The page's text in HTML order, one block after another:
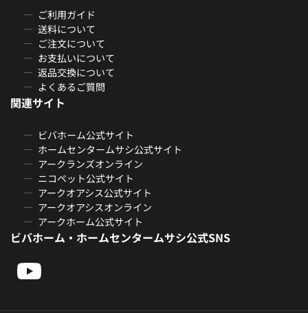
ご利用ガイド
送料について
ご注文について
お支払いについて
返品交換について
よくあるご質問
関連サイト
ビバホーム公式サイト
ホームセンタームサシ公式サイト
アークランズオンライン
ニコペット公式サイト
アークオアシス公式サイト
アークオアシスオンライン
アークホーム公式サイト
ビバホーム・ホームセンタームサシ公式SNS